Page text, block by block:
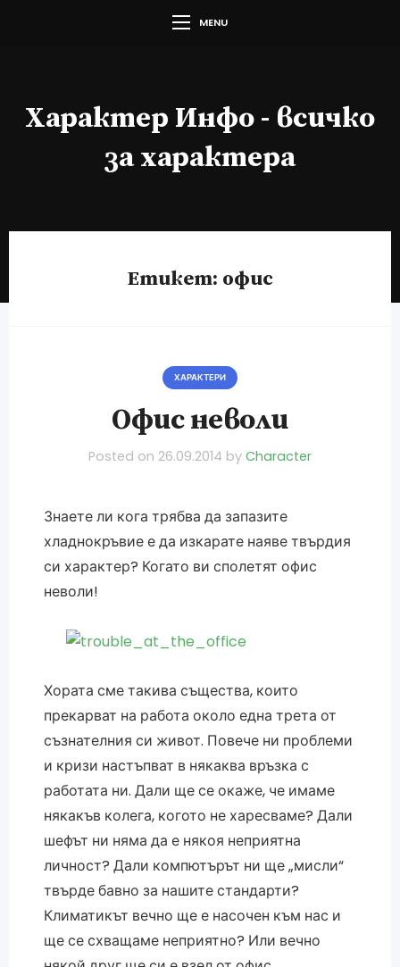
MENU
Характер Инфо - всичко
за характера
Етикет: офис
ХАРАКТЕРИ
Офис неволи
Posted on 26.09.2014 by Character
Знаете ли кога трябва да запазите
хладнокръвие е да изкарате наяве твърдия
си характер? Когато ви сполетят офис
неволи!
Хората сме такива същества, които
прекарват на работа около една трета от
съзнателния си живот. Повече ни проблеми
и кризи настъпват в някаква връзка с
работата ни. Дали ще се окаже, че имаме
някакъв колега, когото не харесваме? Дали
шефът ни няма да е някоя неприятна
личност? Дали компютърът ни ще „мисли“
твърде бавно за нашите стандарти?
Климатикът вечно ще е насочен към нас и
ще се схващаме неприятно? Или вечно